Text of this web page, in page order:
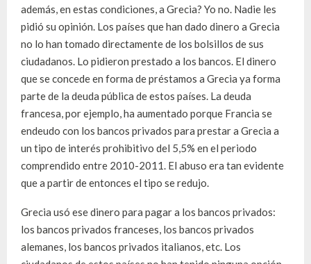
además, en estas condiciones, a Grecia? Yo no. Nadie les
pidió su opinión. Los países que han dado dinero a Grecia
no lo han tomado directamente de los bolsillos de sus
ciudadanos. Lo pidieron prestado a los bancos. El dinero
que se concede en forma de préstamos a Grecia ya forma
parte de la deuda pública de estos países. La deuda
francesa, por ejemplo, ha aumentado porque Francia se
endeudo con los bancos privados para prestar a Grecia a
un tipo de interés prohibitivo del 5,5% en el periodo
comprendido entre 2010-2011. El abuso era tan evidente
que a partir de entonces el tipo se redujo.
Grecia usó ese dinero para pagar a los bancos privados:
los bancos privados franceses, los bancos privados
alemanes, los bancos privados italianos, etc. Los